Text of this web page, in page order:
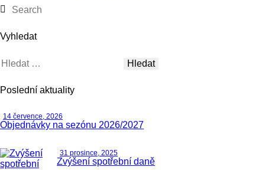
Vyhledat
Poslední aktuality
14 července, 2026
Objednávky na sezónu 2026/2027
31 prosince, 2025
Zvýšení spotřební daně